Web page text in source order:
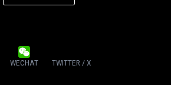
WECHAT TWITTER / X